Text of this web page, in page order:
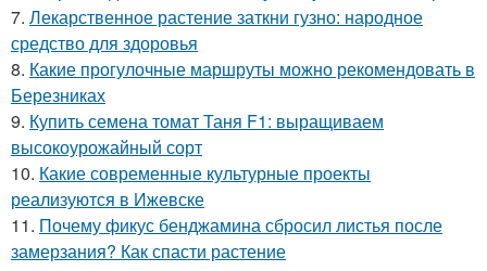
7. Лекарственное растение заткни гузно: народное
средство для здоровья
8. Какие прогулочные маршруты можно рекомендовать в
Березниках
9. Купить семена томат Таня F1: выращиваем
высокоурожайный сорт
10. Какие современные культурные проекты
реализуются в Ижевске
11. Почему фикус бенджамина сбросил листья после
замерзания? Как спасти растение